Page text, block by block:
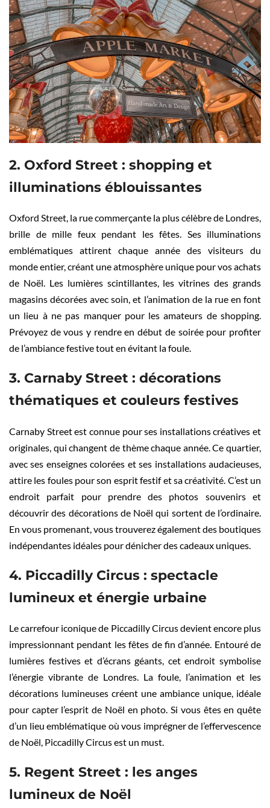
2. Oxford Street : shopping et
illuminations éblouissantes
Oxford Street, la rue commerçante la plus célèbre de Londres,
brille de mille feux pendant les fêtes. Ses illuminations
emblématiques attirent chaque année des visiteurs du
monde entier, créant une atmosphère unique pour vos achats
de Noël. Les lumières scintillantes, les vitrines des grands
magasins décorées avec soin, et l’animation de la rue en font
un lieu à ne pas manquer pour les amateurs de shopping.
Prévoyez de vous y rendre en début de soirée pour profiter
de l’ambiance festive tout en évitant la foule.
3. Carnaby Street : décorations
thématiques et couleurs festives
Carnaby Street est connue pour ses installations créatives et
originales, qui changent de thème chaque année. Ce quartier,
avec ses enseignes colorées et ses installations audacieuses,
attire les foules pour son esprit festif et sa créativité. C’est un
endroit parfait pour prendre des photos souvenirs et
découvrir des décorations de Noël qui sortent de l’ordinaire.
En vous promenant, vous trouverez également des boutiques
indépendantes idéales pour dénicher des cadeaux uniques.
4. Piccadilly Circus : spectacle
lumineux et énergie urbaine
Le carrefour iconique de Piccadilly Circus devient encore plus
impressionnant pendant les fêtes de fin d’année. Entouré de
lumières festives et d’écrans géants, cet endroit symbolise
l’énergie vibrante de Londres. La foule, l’animation et les
décorations lumineuses créent une ambiance unique, idéale
pour capter l’esprit de Noël en photo. Si vous êtes en quête
d’un lieu emblématique où vous imprégner de l’effervescence
de Noël, Piccadilly Circus est un must.
5. Regent Street : les anges
lumineux de Noël